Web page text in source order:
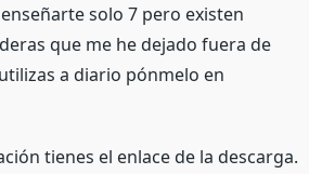
solo 7 pero existen
que me he dejado fuera de
a diario pónmelo en
tienes el enlace de la descarga.